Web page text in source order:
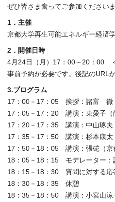
ぜひ皆さま奮ってご参加ください
1．主催
京都大学再生可能エネルギー経済
2．開催日時
4月24日（月）17：00～20：00
事前予約が必要です。後記のURL
3.プログラム
17：00－17：05 挨拶：諸富 徹
17：05－17：20 講演：東愛子（
17：20－17：35 講演：中山琢夫
17：35－17：50 講演：杉本康太
17：50－18：05 講演：張砣（京
18：05－18：15 モデレーター：
18：15－18：30 質問に対する応
18：30－18：35 休憩
18：35－18：50 講演：小宮山涼